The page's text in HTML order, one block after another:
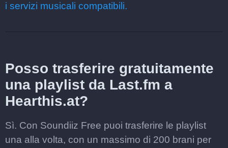
i servizi musicali compatibili.
Posso trasferire gratuitamente
una playlist da Last.fm a
Hearthis.at?
Sì. Con Soundiiz Free puoi trasferire le playlist
una alla volta, con un massimo di 200 brani per